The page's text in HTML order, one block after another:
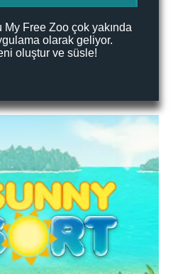
My Free Zoo çok yakında
olarak geliyor.
oluştur ve süsle!